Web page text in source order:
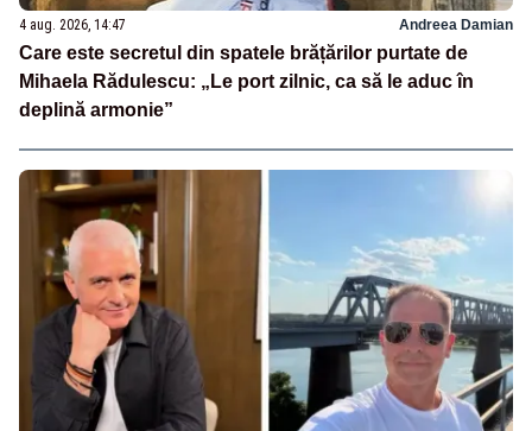
4 aug. 2026, 14:47 Andreea Damian
Care este secretul din spatele brățărilor purtate de
Mihaela Rădulescu: „Le port zilnic, ca să le aduc în
deplină armonie”